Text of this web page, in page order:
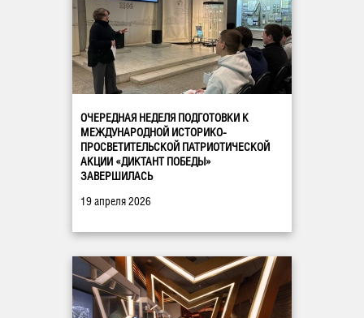
ОЧЕРЕДНАЯ НЕДЕЛЯ ПОДГОТОВКИ К
МЕЖДУНАРОДНОЙ ИСТОРИКО-
ПРОСВЕТИТЕЛЬСКОЙ ПАТРИОТИЧЕСКОЙ
АКЦИИ «ДИКТАНТ ПОБЕДЫ»
ЗАВЕРШИЛАСЬ
19 апреля 2026